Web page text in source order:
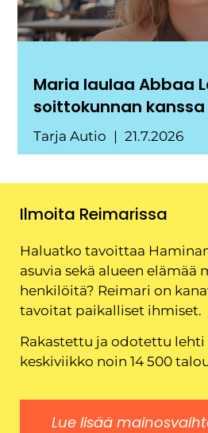
Maria laulaa Abbaa
soittokunnan kanssa
Tarja Autio 21.7.2026
Ilmoita Reimarissa
Haluatko tavoittaa
asuvia sekä alueen elämää
henkilöitä? Reimari on
tavoitat paikalliset ihmiset.
Rakastettu ja odotettu lehti
keskiviikko noin 14 500
Lue lisää